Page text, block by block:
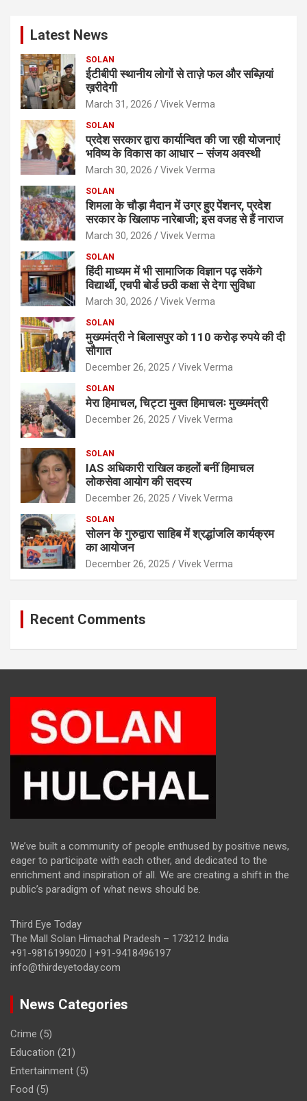
Latest News
SOLAN
ईटीबीपी स्थानीय लोगों से ताज़े फल और सब्ज़ियां
ख़रीदेगी
March 31, 2026 Vivek Verma
SOLAN
प्रदेश सरकार द्वारा कार्यान्वित की जा रही योजनाएं
भविष्य के विकास का आधार – संजय अवस्थी
March 30, 2026 Vivek Verma
SOLAN
शिमला के चौड़ा मैदान में उग्र हुए पेंशनर, प्रदेश
सरकार के खिलाफ नारेबाजी; इस वजह से हैं नाराज
March 30, 2026 Vivek Verma
SOLAN
हिंदी माध्यम में भी सामाजिक विज्ञान पढ़ सकेंगे
विद्यार्थी, एचपी बोर्ड छठी कक्षा से देगा सुविधा
March 30, 2026 Vivek Verma
SOLAN
मुख्यमंत्री ने बिलासपुर को 110 करोड़ रुपये की दी
सौगात
December 26, 2025 Vivek Verma
SOLAN
मेरा हिमाचल, चिट्टा मुक्त हिमाचलः मुख्यमंत्री
December 26, 2025 Vivek Verma
SOLAN
IAS अधिकारी राखिल कहलों बनीं हिमाचल
लोकसेवा आयोग की सदस्य
December 26, 2025 Vivek Verma
SOLAN
सोलन के गुरुद्वारा साहिब में श्रद्धांजलि कार्यक्रम
का आयोजन
December 26, 2025 Vivek Verma
Recent Comments
We’ve built a community of people enthused by positive news,
eager to participate with each other, and dedicated to the
enrichment and inspiration of all. We are creating a shift in the
public’s paradigm of what news should be.
Third Eye Today
The Mall Solan Himachal Pradesh – 173212 India
+91-9816199020 | +91-9418496197
info@thirdeyetoday.com
News Categories
Crime (5)
Education (21)
Entertainment (5)
Food (5)